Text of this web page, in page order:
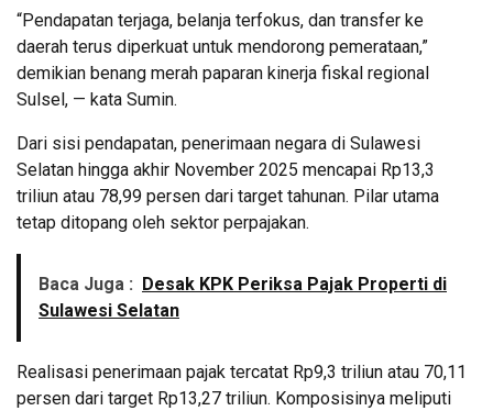
“Pendapatan terjaga, belanja terfokus, dan transfer ke
daerah terus diperkuat untuk mendorong pemerataan,”
demikian benang merah paparan kinerja fiskal regional
Sulsel, — kata Sumin.
Dari sisi pendapatan, penerimaan negara di Sulawesi
Selatan hingga akhir November 2025 mencapai Rp13,3
triliun atau 78,99 persen dari target tahunan. Pilar utama
tetap ditopang oleh sektor perpajakan.
Baca Juga :
Desak KPK Periksa Pajak Properti di
Sulawesi Selatan
Realisasi penerimaan pajak tercatat Rp9,3 triliun atau 70,11
persen dari target Rp13,27 triliun. Komposisinya meliputi